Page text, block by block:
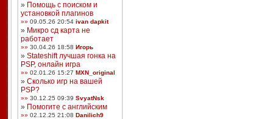
» Помощь с поиском и
установкой плагинов
»» 09.05.26 20:54 ivan dapkit
» Микро сд карта не
работает
»» 30.04.26 18:58 Игорь
» Stateshift лучшая гонка на
PSP, онлайн игра
»» 02.01.26 15:27 MXN_original
» Сколько игр на вашей
PSP?
»» 30.12.25 09:39 SvyatNsk
» Помогите с английским
»» 02.12.25 21:08 Danilich9